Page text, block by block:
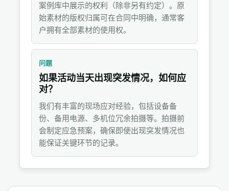
案例库中展示的权利（除非另有约定）。原
始素材的版权归属可在合同中明确，通常客
户拥有全部素材的使用权。
问题
如果活动当天出现突发情况，如何应
对？
我们有丰富的现场应对经验，包括设备备
份、备用电源、多机位冗余拍摄等。拍摄前
会制定应急预案，确保即使出现突发情况也
能保证关键环节的记录。